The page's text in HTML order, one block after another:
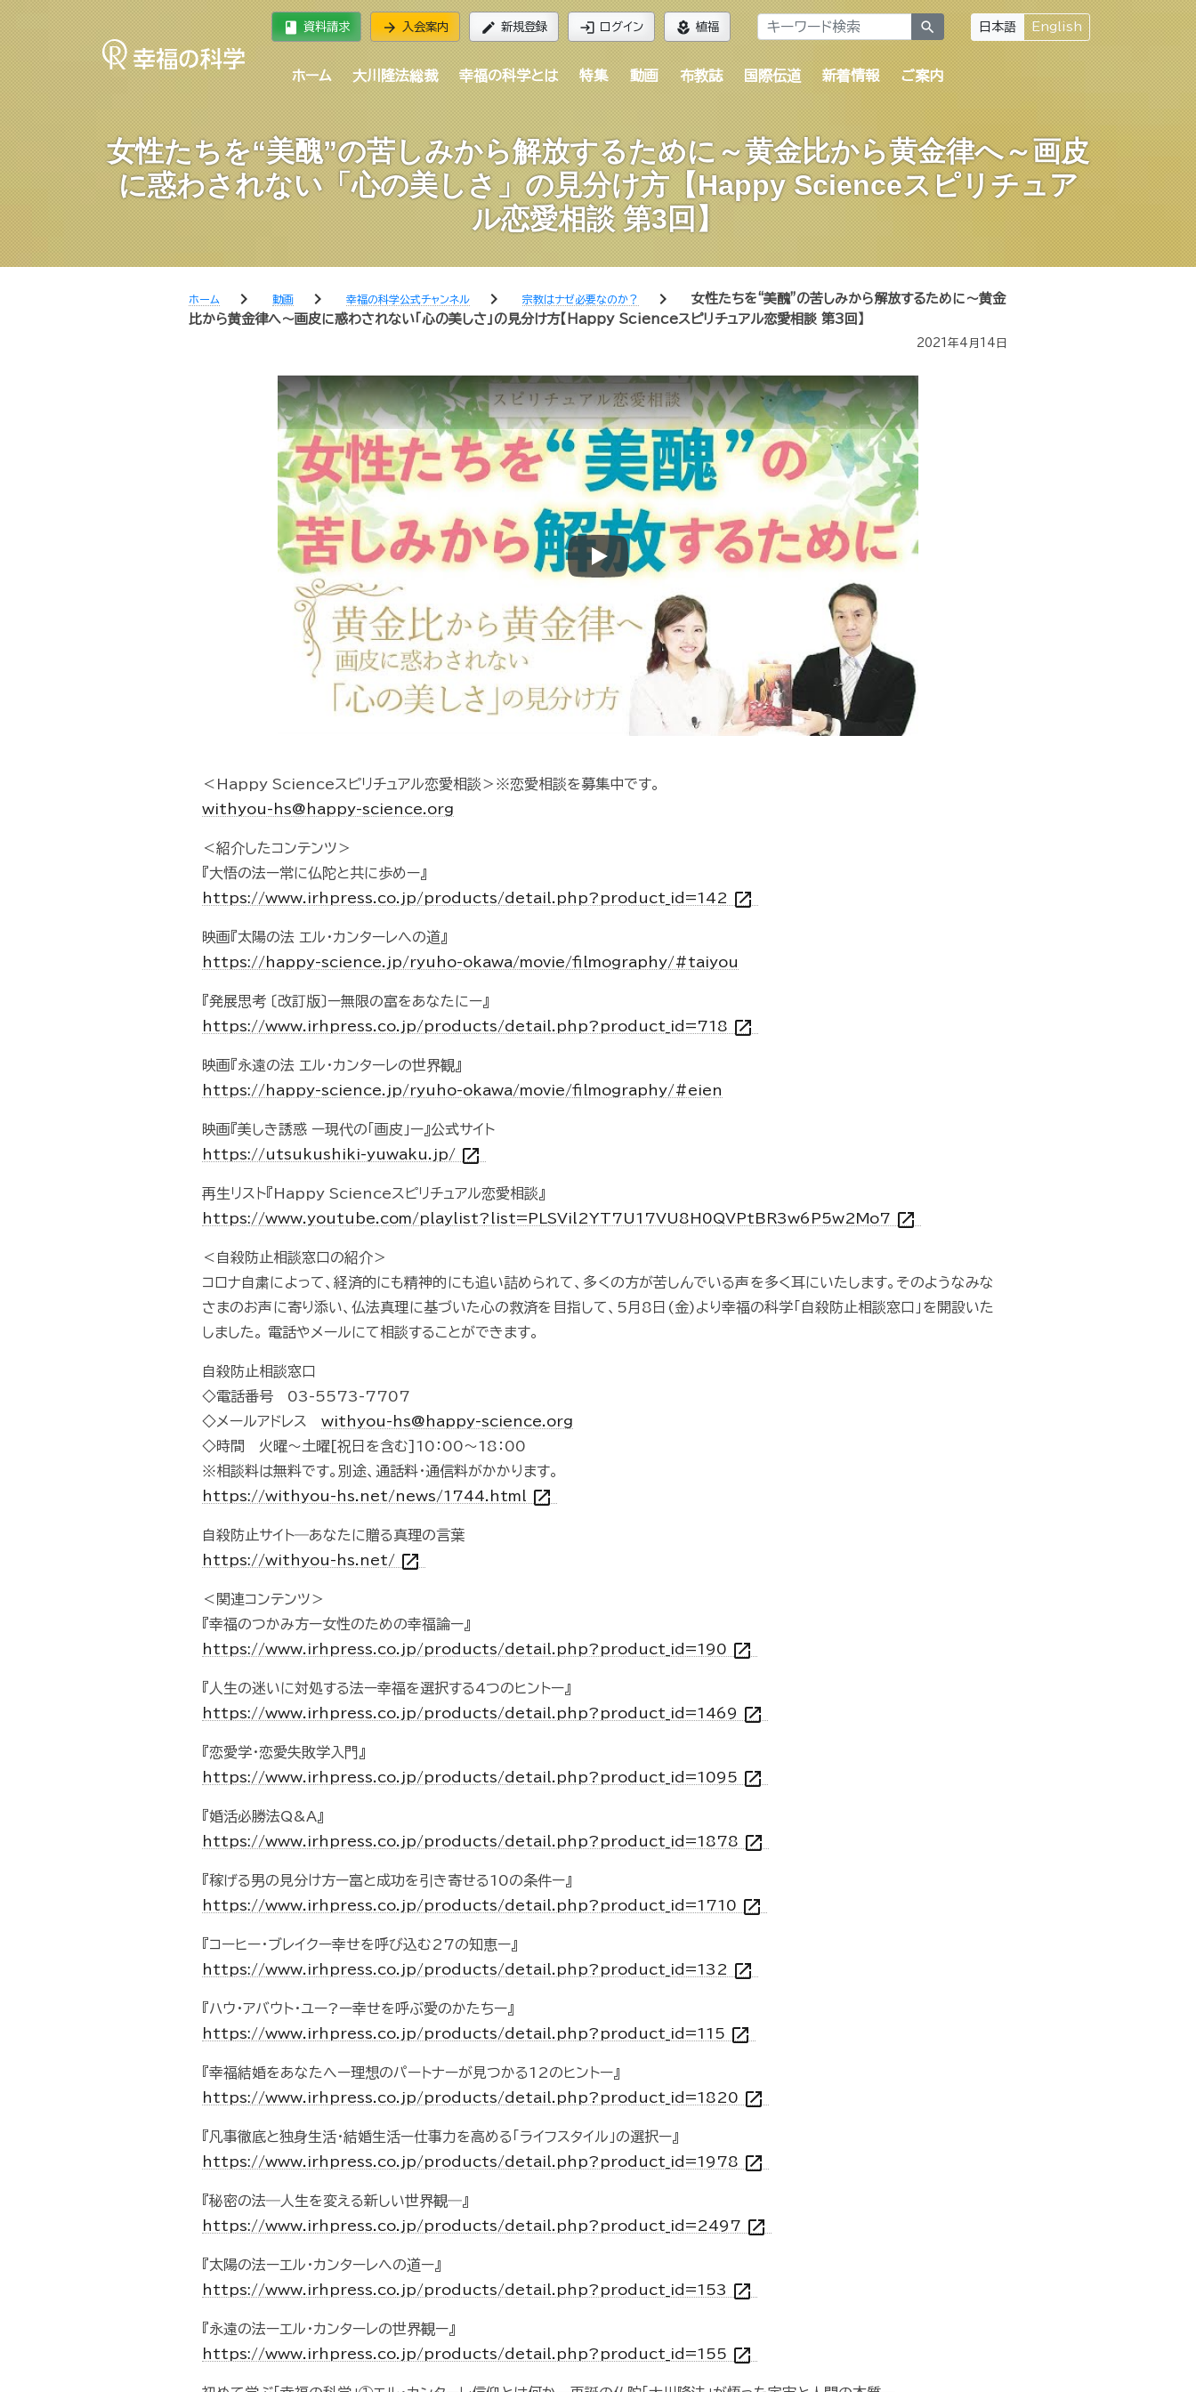
book 資料請求 arrow_forward 入会案内 edit 新規登録 login ログイン local_florist 植福 search 日本語 English
ホーム 大川隆法総裁 幸福の科学とは 特集 動画 布教誌 国際伝道 新着情報 ご案内
女性たちを“美醜”の苦しみから解放するために～黄金比から黄金律へ～画皮
に惑わされない「心の美しさ」の見分け方【Happy Scienceスピリチュア
ル恋愛相談 第3回】
ホーム chevron_right 動画 chevron_right 幸福の科学公式チャンネル chevron_right 宗教はナゼ必要なのか？ chevron_right
女性たちを“美醜”の苦しみから解放するために～黄金
比から黄金律へ～画皮に惑わされない「心の美しさ」の見分け方【Happy Scienceスピリチュアル恋愛相談 第3回】
2021年4月14日
Play
＜Happy Scienceスピリチュアル恋愛相談＞※恋愛相談を募集中です。
withyou-hs@happy-science.org
＜紹介したコンテンツ＞
『大悟の法ー常に仏陀と共に歩めー』
https://www.irhpress.co.jp/products/detail.php?product_id=142
open_in_new
映画『太陽の法 エル・カンターレへの道』
https://happy-science.jp/ryuho-okawa/movie/filmography/#taiyou
『発展思考 〔改訂版〕ー無限の富をあなたにー』
https://www.irhpress.co.jp/products/detail.php?product_id=718 open_in_new
映画『永遠の法 エル・カンターレの世界観』
https://happy-science.jp/ryuho-okawa/movie/filmography/#eien
映画『美しき誘惑 ー現代の「画皮」ー』公式サイト
https://utsukushiki-yuwaku.jp/ open_in_new
再生リスト『Happy Scienceスピリチュアル恋愛相談』
https://www.youtube.com/playlist?list=PLSVil2YT7U17VU8H0QVPtBR3w6P5w2Mo7 open_in_new
＜自殺防止相談窓口の紹介＞
コロナ自粛によって、経済的にも精神的にも追い詰められて、多くの方が苦しんでいる声を多く耳にいたします。そのようなみな
さまのお声に寄り添い、仏法真理に基づいた心の救済を目指して、5月8日(金)より幸福の科学「自殺防止相談窓口」を開設いた
しました。 電話やメールにて相談することができます。
自殺防止相談窓口
◇電話番号 03-5573-7707
◇メールアドレス withyou-hs@happy-science.org
◇時間 火曜～土曜[祝日を含む]10：00～18：00
※相談料は無料です。別途、通話料・通信料がかかります。
https://withyou-hs.net/news/1744.html
open_in_new
自殺防止サイト―あなたに贈る真理の言葉
https://withyou-hs.net/ open_in_new
＜関連コンテンツ＞
『幸福のつかみ方ー女性のための幸福論ー』
https://www.irhpress.co.jp/products/detail.php?product_id=190 open_in_new
『人生の迷いに対処する法ー幸福を選択する4つのヒントー』
https://www.irhpress.co.jp/products/detail.php?product_id=1469
open_in_new
『恋愛学・恋愛失敗学入門』
https://www.irhpress.co.jp/products/detail.php?product_id=1095 open_in_new
『婚活必勝法Q&A』
https://www.irhpress.co.jp/products/detail.php?product_id=1878 open_in_new
『稼げる男の見分け方ー富と成功を引き寄せる10の条件ー』
https://www.irhpress.co.jp/products/detail.php?product_id=1710 open_in_new
『コーヒー・ブレイクー幸せを呼び込む27の知恵ー』
https://www.irhpress.co.jp/products/detail.php?product_id=132
open_in_new
『ハウ・アバウト・ユー?ー幸せを呼ぶ愛のかたちー』
https://www.irhpress.co.jp/products/detail.php?product_id=115 open_in_new
『幸福結婚をあなたへー理想のパートナーが見つかる12のヒントー』
https://www.irhpress.co.jp/products/detail.php?product_id=1820 open_in_new
『凡事徹底と独身生活・結婚生活ー仕事力を高める「ライフスタイル」の選択ー』
https://www.irhpress.co.jp/products/detail.php?product_id=1978 open_in_new
『秘密の法―人生を変える新しい世界観―』
https://www.irhpress.co.jp/products/detail.php?product_id=2497 open_in_new
『太陽の法ーエル・カンターレへの道ー』
https://www.irhpress.co.jp/products/detail.php?product_id=153
open_in_new
『永遠の法ーエル・カンターレの世界観ー』
https://www.irhpress.co.jp/products/detail.php?product_id=155 open_in_new